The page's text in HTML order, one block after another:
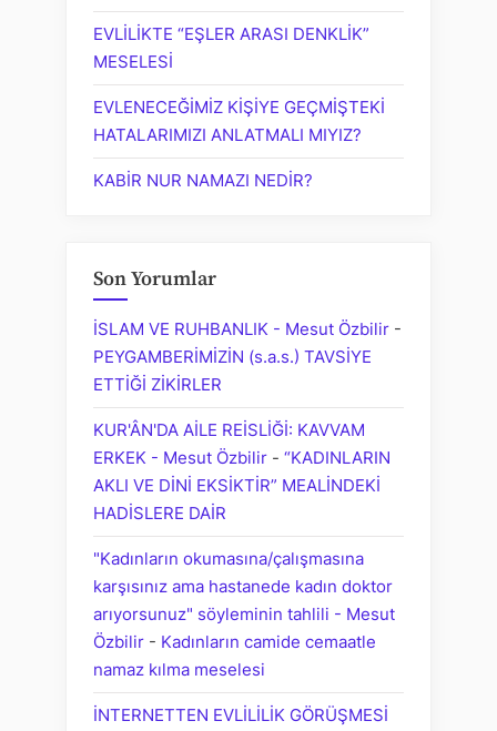
EVLİLİKTE “EŞLER ARASI DENKLİK”
MESELESİ
EVLENECEĞİMİZ KİŞİYE GEÇMİŞTEKİ
HATALARIMIZI ANLATMALI MIYIZ?
KABİR NUR NAMAZI NEDİR?
Son Yorumlar
İSLAM VE RUHBANLIK - Mesut Özbilir -
PEYGAMBERİMİZİN (s.a.s.) TAVSİYE
ETTİĞİ ZİKİRLER
KUR'ÂN'DA AİLE REİSLİĞİ: KAVVAM
ERKEK - Mesut Özbilir - “KADINLARIN
AKLI VE DİNİ EKSİKTİR” MEALİNDEKİ
HADİSLERE DAİR
"Kadınların okumasına/çalışmasına
karşısınız ama hastanede kadın doktor
arıyorsunuz" söyleminin tahlili - Mesut
Özbilir - Kadınların camide cemaatle
namaz kılma meselesi
İNTERNETTEN EVLİLİLİK GÖRÜŞMESİ